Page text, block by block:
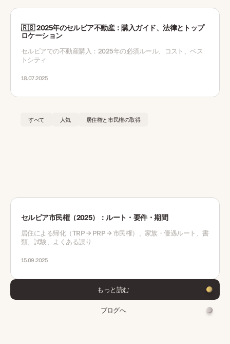
🇷🇸 2025年のセルビア不動産：購入ガイド、法律とトップ
ロケーション
セルビアでの不動産購入：2025年の必須ルール、コスト、ベス
トシティ
18.07.2025
すべて 人気 居住権と市民権の取得
セルビア市民権（2025）：ルート・要件・期間
居住による帰化（TRP → PRP → 市民権）、家族・優遇ルート、書
類、試験、よくある誤り
15.09.2025
もっと読む
ブログへ